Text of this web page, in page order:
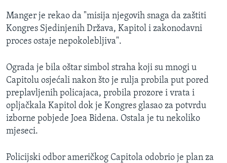
Manger je rekao da "misija njegovih snaga da zaštiti
Kongres Sjedinjenih Država, Kapitol i zakonodavni
proces ostaje nepokolebljiva".
Ograda je bila oštar simbol straha koji su mnogi u
Capitolu osjećali nakon što je rulja probila put pored
preplavljenih policajaca, probila prozore i vrata i
opljačkala Kapitol dok je Kongres glasao za potvrdu
izborne pobjede Joea Bidena. Ostala je tu nekoliko
mjeseci.
Policijski odbor američkog Capitola odobrio je plan za